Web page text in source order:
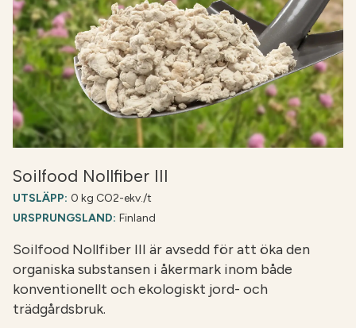
Soilfood Nollfiber III
UTSLÄPP: 0 kg CO2-ekv./t
URSPRUNGSLAND: Finland
Soilfood Nollfiber III är avsedd för att öka den
organiska substansen i åkermark inom både
konventionellt och ekologiskt jord- och
trädgårdsbruk.